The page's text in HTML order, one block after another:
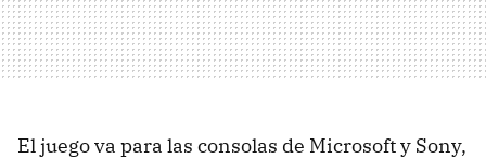
El juego va para las consolas de Microsoft y Sony,